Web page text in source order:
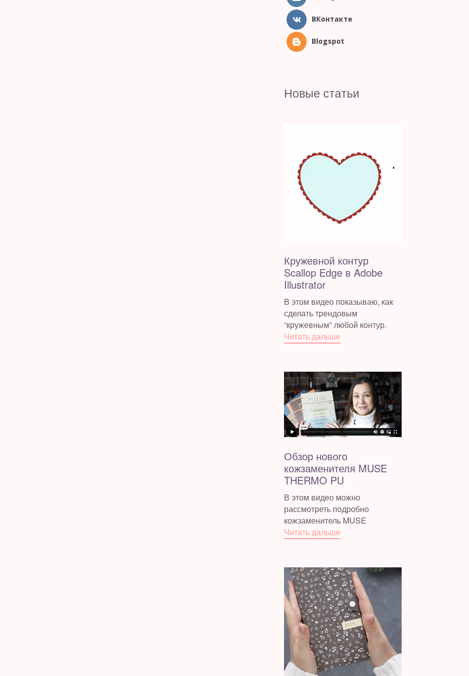
ВКонтакте
Blogspot
Новые статьи
Кружевной контур
Scallop Edge в Adobe
Illustrator
В этом видео показываю, как
сделать трендовым
“кружевным” любой контур.
Читать дальше
Обзор нового
кожзаменителя MUSE
THERMO PU
В этом видео можно
рассмотреть подробно
кожзаменитель MUSE
Читать дальше